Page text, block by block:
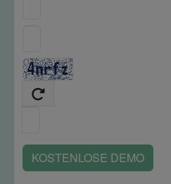
KOSTENLOSE DEMO